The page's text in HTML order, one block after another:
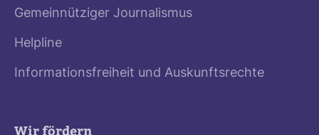
Gemeinnütziger Journalismus
Helpline
Informationsfreiheit und Auskunftsrechte